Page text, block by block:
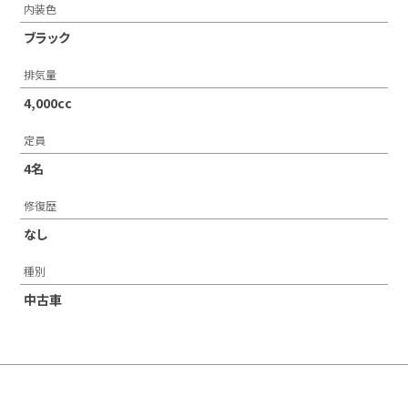
内装色
ブラック
排気量
4,000cc
定員
4名
修復歴
なし
種別
中古車